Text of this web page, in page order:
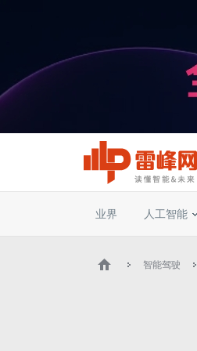
业界 人工智能
智能驾驶